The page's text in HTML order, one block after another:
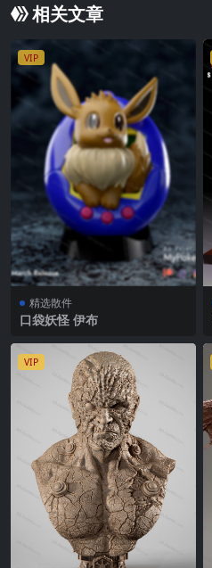
相关文章
VIP
精选散件
口袋妖怪 伊布
VIP